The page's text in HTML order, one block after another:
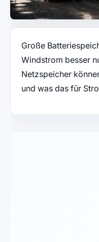
Große
Windstrom besser
Netzspeicher
und was das für